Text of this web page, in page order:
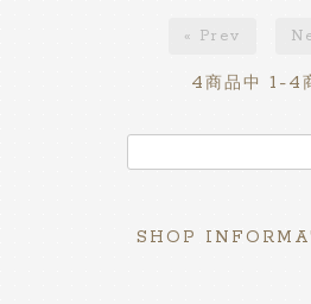
« Prev
4 商品中 1-4
SHOP